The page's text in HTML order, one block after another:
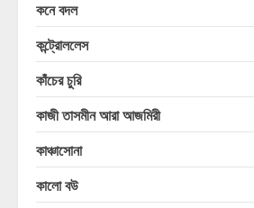
কনে বদল
কন্ট্রোললেস
কাঁচের চুরি
কাজী তাসমীন আরা আজমিরী
কাঞ্চাসোনা
কালো বউ